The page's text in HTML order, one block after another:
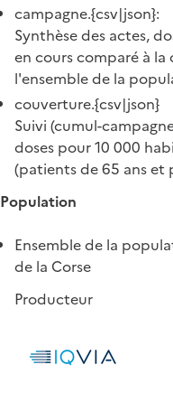
campagne.{csv|json}:
Synthèse des actes,
en cours comparé à
l'ensemble de la
couverture.{csv|json}
Suivi (cumul-
doses pour 10 000
(patients de 65 ans et
Population
Ensemble de la
de la Corse
Producteur